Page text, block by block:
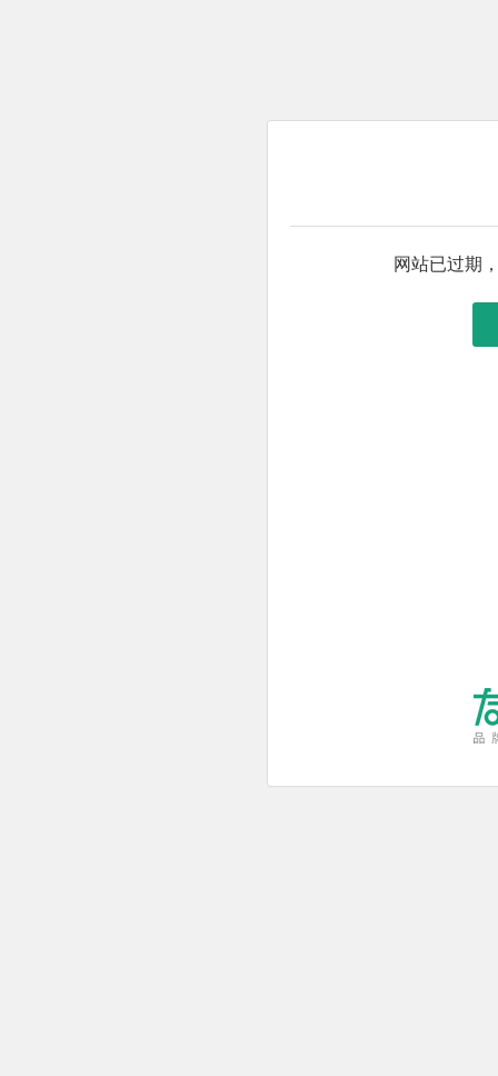
网站已过期